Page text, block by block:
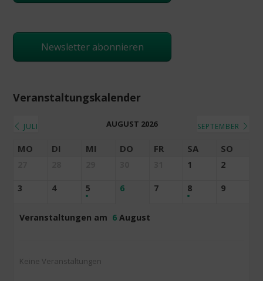
Newsletter abonnieren
Veranstaltungskalender
JULI AUGUST 2026 SEPTEMBER
MO DI MI DO FR SA SO
1 2
3 4 5 6 7 8 9
Veranstaltungen am 6 August
Keine Veranstaltungen